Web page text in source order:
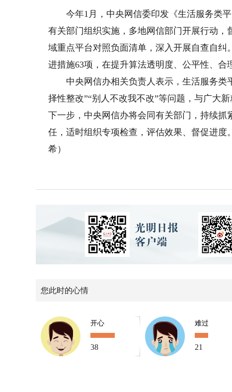
今年1月，中央网信委印发《生活服务类平
有关部门组织实施，多地网信部门开展行动
域重点平台对照负面清单，深入开展自查自
进措施63项，在提升算法透明度、公平性、合
中央网信办相关负责人表示，生活服务类
择性整改”“别人不改我不改”等问题，与广大
下一步，中央网信办将会同有关部门，持续
任，适时组织专项检查，评估效果、督促进
希）
您此时的心情
开心
38
难过
21